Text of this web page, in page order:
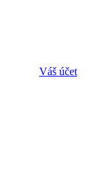
Váš účet